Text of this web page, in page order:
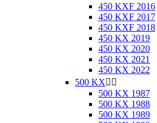
450 KXF 2016
450 KXF 2017
450 KXF 2018
450 KX 2019
450 KX 2020
450 KX 2021
450 KX 2022
500 KX 
500 KX 1987
500 KX 1988
500 KX 1989